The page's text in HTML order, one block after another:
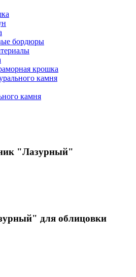
бордюры
крошка
камня
камня
"Лазурный"
для облицовки